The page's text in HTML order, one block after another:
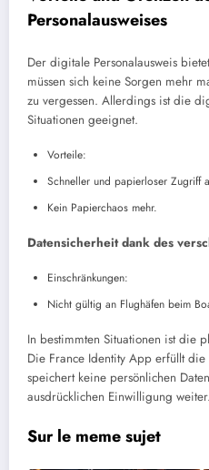
Personalausweises
Der digitale Personalausweis
müssen sich keine Sorgen mehr
zu vergessen. Allerdings ist die
Situationen geeignet.
Vorteile:
Schneller und papierloser Zugriff
Kein Papierchaos mehr.
Datensicherheit dank des
Einschränkungen:
Nicht gültig an Flughäfen beim
In bestimmten Situationen ist die
Die France Identity App erfüllt
speichert keine persönlichen
ausdrücklichen Einwilligung weiter.
Sur le meme sujet